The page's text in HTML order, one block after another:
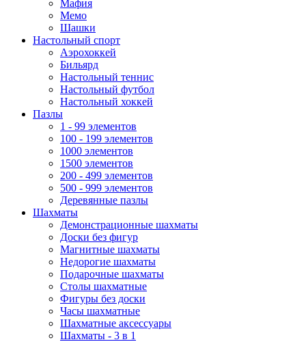
Мафия
Мемо
Шашки
Настольный спорт
Аэрохоккей
Бильярд
Настольный теннис
Настольный футбол
Настольный хоккей
Пазлы
1 - 99 элементов
100 - 199 элементов
1000 элементов
1500 элементов
200 - 499 элементов
500 - 999 элементов
Деревянные пазлы
Шахматы
Демонстрационные шахматы
Доски без фигур
Магнитные шахматы
Недорогие шахматы
Подарочные шахматы
Столы шахматные
Фигуры без доски
Часы шахматные
Шахматные аксессуары
Шахматы - 3 в 1